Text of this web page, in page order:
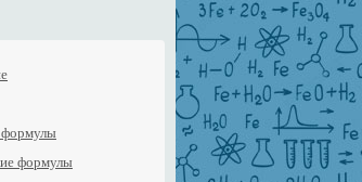
формулы